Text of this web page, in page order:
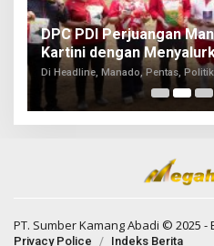
DPC PDI Perjuangan
Kartini dengan
Di Headline, Manado, Pentas, Politik
PT. Sumber Kamang Abadi © 2025 -
Privacy Police Indeks Berita